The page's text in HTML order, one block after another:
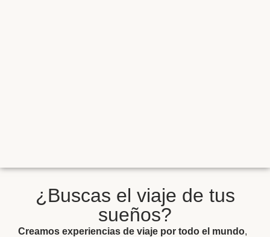
¿Buscas el viaje de tus
sueños?
Creamos experiencias de viaje por todo el mundo,